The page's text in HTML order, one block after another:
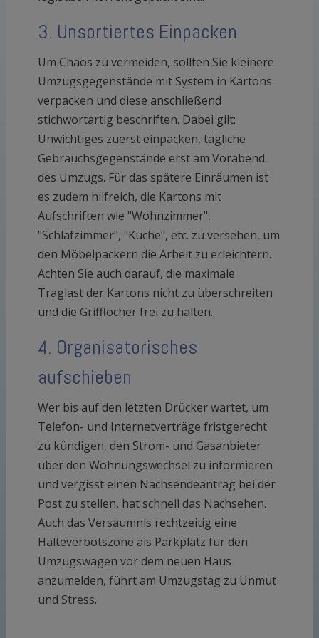
3. Unsortiertes Einpacken
Um Chaos zu vermeiden, sollten Sie kleinere
Umzugsgegenstände mit System in Kartons
verpacken und diese anschließend
stichwortartig beschriften. Dabei gilt:
Unwichtiges zuerst einpacken, tägliche
Gebrauchsgegenstände erst am Vorabend
des Umzugs. Für das spätere Einräumen ist
es zudem hilfreich, die Kartons mit
Aufschriften wie "Wohnzimmer",
"Schlafzimmer", "Küche", etc. zu versehen, um
den Möbelpackern die Arbeit zu erleichtern.
Achten Sie auch darauf, die maximale
Traglast der Kartons nicht zu überschreiten
und die Grifflöcher frei zu halten.
4. Organisatorisches
aufschieben
Wer bis auf den letzten Drücker wartet, um
Telefon- und Internetverträge fristgerecht
zu kündigen, den Strom- und Gasanbieter
über den Wohnungswechsel zu informieren
und vergisst einen Nachsendeantrag bei der
Post zu stellen, hat schnell das Nachsehen.
Auch das Versäumnis rechtzeitig eine
Halteverbotszone als Parkplatz für den
Umzugswagen vor dem neuen Haus
anzumelden, führt am Umzugstag zu Unmut
und Stress.